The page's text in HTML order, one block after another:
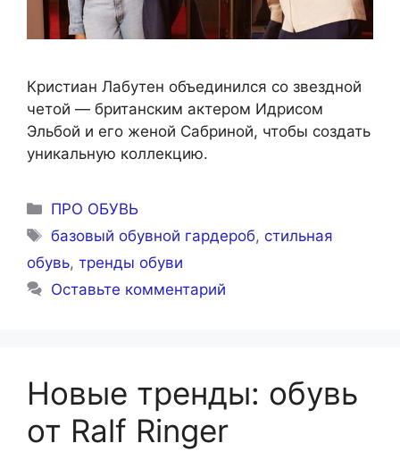
Кристиан Лабутен объединился со звездной
четой — британским актером Идрисом
Эльбой и его женой Сабриной, чтобы создать
уникальную коллекцию.
Рубрики
ПРО ОБУВЬ
Метки
базовый обувной гардероб, стильная
обувь, тренды обуви
Оставьте комментарий
Новые тренды: обувь
от Ralf Ringer